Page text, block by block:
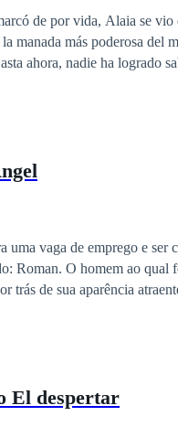
de por vida, Alaia se
manada más poderosa del
ahora, nadie ha logrado
la marca que dejó el
realidad es al que más ama
Zain dejándole el
uma vaga de emprego e
e nunca esqueceu. No entanto,
trás de sua aparência
um homem marcado
El despertar